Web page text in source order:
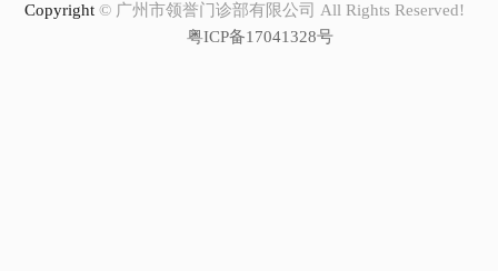
Copyright © 广州市领誉门诊部有限公司 All Rights Reserved!
粤ICP备17041328号